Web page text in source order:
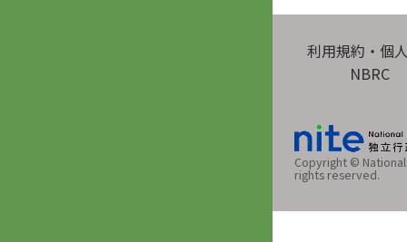
利用規約・個
NBRC
Copyright ©
rights reserved.